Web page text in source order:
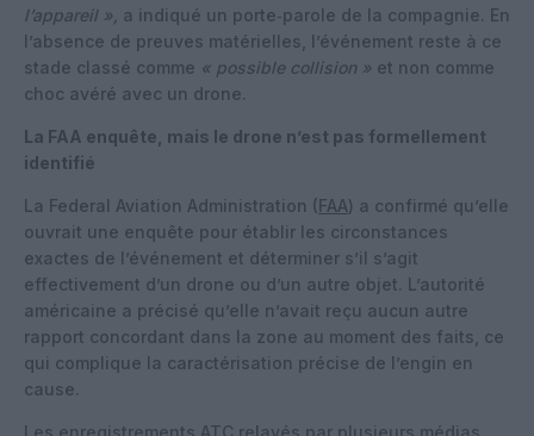
l’appareil », a indiqué un porte‑parole de la compagnie. En
l’absence de preuves matérielles, l’événement reste à ce
stade classé comme « possible collision » et non comme
choc avéré avec un drone.
La FAA enquête, mais le drone n’est pas formellement
identifié
La Federal Aviation Administration (FAA) a confirmé qu’elle
ouvrait une enquête pour établir les circonstances
exactes de l’événement et déterminer s’il s’agit
effectivement d’un drone ou d’un autre objet. L’autorité
américaine a précisé qu’elle n’avait reçu aucun autre
rapport concordant dans la zone au moment des faits, ce
qui complique la caractérisation précise de l’engin en
cause.
Les enregistrements ATC relayés par plusieurs médias